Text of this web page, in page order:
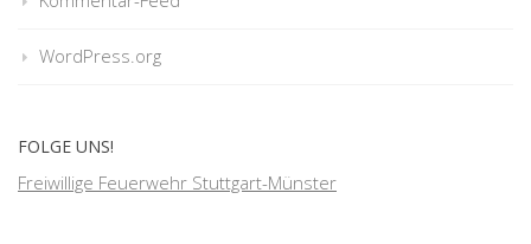
WordPress.org
FOLGE UNS!
Freiwillige Feuerwehr Stuttgart-Münster